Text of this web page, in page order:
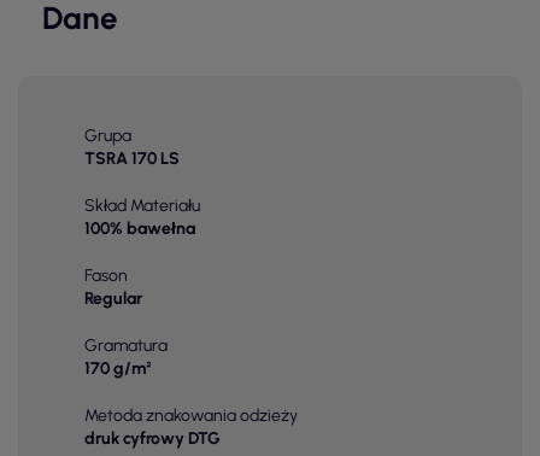
Dane
Grupa
TSRA 170 LS
Skład Materiału
100% bawełna
Fason
Regular
Gramatura
170 g/m²
Metoda znakowania odzieży
druk cyfrowy DTG